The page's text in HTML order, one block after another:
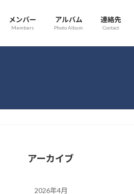
メンバー
Members
アルバム
Photo Album
連絡先
Contact
アーカイブ
2026年4月